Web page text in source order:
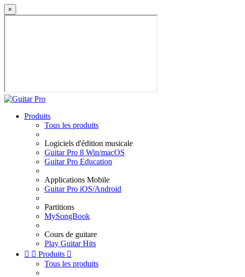
×
Produits
Tous les produits
Logiciels d'édition musicale
Guitar Pro 8 Win/macOS
Guitar Pro Education
Applications Mobile
Guitar Pro iOS/Android
Partitions
MySongBook
Cours de guitare
Play Guitar Hits
  Produits 
Tous les produits